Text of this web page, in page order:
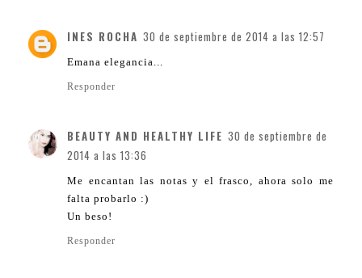
INES ROCHA 30 de septiembre de 2014 a las 12:57
Emana elegancia...
Responder
BEAUTY AND HEALTHY LIFE 30 de septiembre de
2014 a las 13:36
Me encantan las notas y el frasco, ahora solo me
falta probarlo :)
Un beso!
Responder